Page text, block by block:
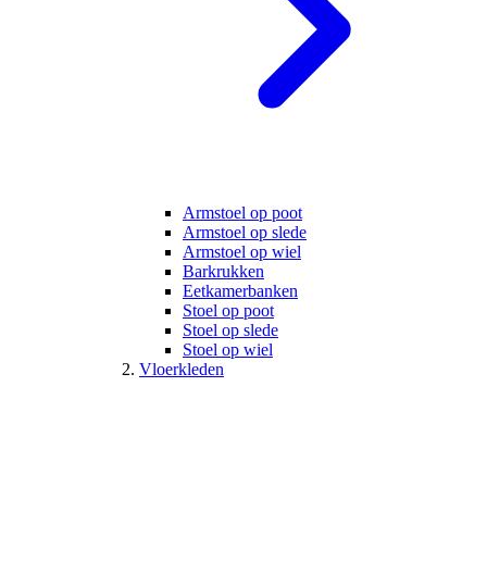
Armstoel op poot
Armstoel op slede
Armstoel op wiel
Barkrukken
Eetkamerbanken
Stoel op poot
Stoel op slede
Stoel op wiel
Vloerkleden